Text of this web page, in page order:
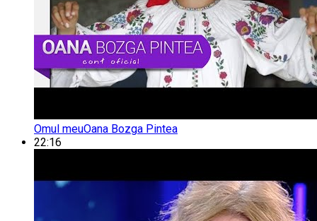
Omul meuOana Bozga Pintea
22:16